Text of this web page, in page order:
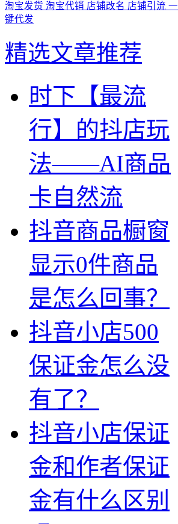
淘宝发货 淘宝代销 店铺改名 店铺引流 一
键代发
精选文章推荐
时下【最流
行】的抖店玩
法——AI商品
卡自然流
抖音商品橱窗
显示0件商品
是怎么回事？
抖音小店500
保证金怎么没
有了？
抖音小店保证
金和作者保证
金有什么区别